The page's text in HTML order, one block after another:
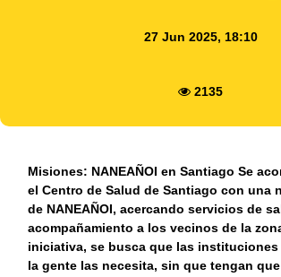
27 Jun 2025, 18:10
2135
Misiones: NANEAÑOI en Santiago Se
el Centro de Salud de Santiago con una
de NANEAÑOI, acercando servicios de
acompañamiento a los vecinos de la
iniciativa, se busca que las
la gente las necesita, sin que tengan